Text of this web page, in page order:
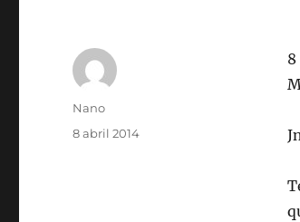
8
Autor
Nano
Publicado
8 abril 2014